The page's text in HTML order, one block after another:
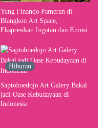
Yung Finando Pameran di
Blangkon Art Space,
Ekspresikan Ingatan dan Emosi
Hiburan
Saptohoedojo Art Galery Bakal
jadi Oase Kebudayaan di
Indonesia